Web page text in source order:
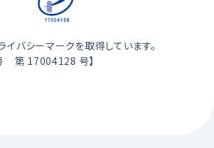
イバシーマークを取得しています。
第 17004128 号】